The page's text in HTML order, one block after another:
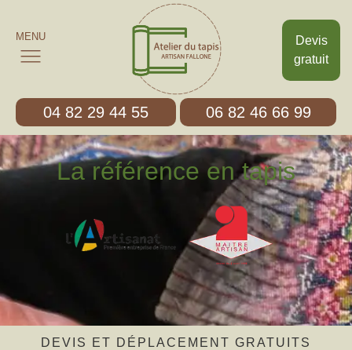
Devis
gratuit
MENU
04 82 29 44 55 06 82 46 66 99
La référence en tapis
DEVIS ET DÉPLACEMENT GRATUITS